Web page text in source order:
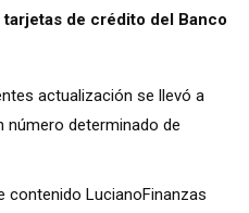
de crédito del Banco
actualización se llevó a
número determinado de
contenido LucianoFinanzas